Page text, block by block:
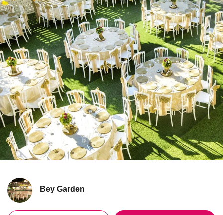
Bey Garden